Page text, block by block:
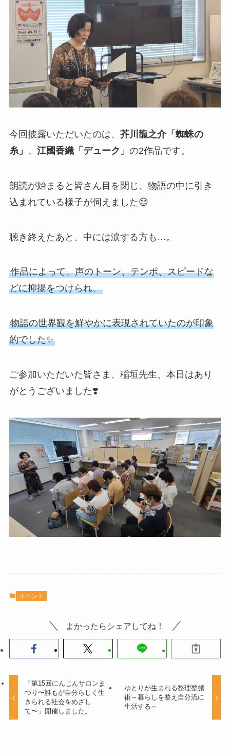
今回披露いただいたのは、 芥川龍之介「蜘蛛の
糸」 、 江國香織「デューク」 の2作品です。
朗読が始まると皆さん目を閉じ、物語の中に引き
込まれている様子が伺えました😌
聴き終えたあと、中には涙する方も…。
作品によって、声のトーン、テンポ、スピードな
どに抑揚をつけられ、
物語の世界観を鮮やかに表現されていたのが印象
的でした✨
ご参加いただいた皆さま、稲垣先生、本日はあり
がとうございました❣️
イベント
よかったらシェアしてね！
「第15回にんじんサロンま
つり〜誰もが自分らしく生
きられる社会をめざし
て〜」開催しました。
ゆとりが生まれる整理整頓
術～暮らしを整え自分流に
生活する～